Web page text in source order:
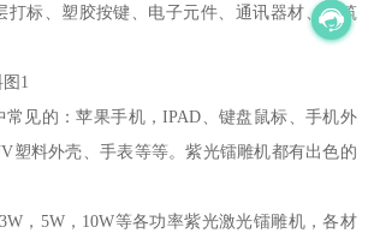
打标、塑胶按键、电子元件、通讯器材、建筑
1
的：苹果手机，IPAD、键盘鼠标、手机外
塑料外壳、手表等等。紫光镭雕机都有出色的
5W，10W等各功率紫光激光镭雕机，各材